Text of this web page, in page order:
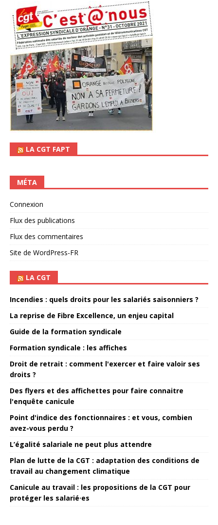
LA CGT FAPT
MÉTA
Connexion
Flux des publications
Flux des commentaires
Site de WordPress-FR
LA CGT
Incendies : quels droits pour les salariés saisonniers ?
La reprise de Fibre Excellence, un enjeu capital
Guide de la formation syndicale
Formation syndicale : les affiches
Droit de retrait : comment l'exercer et faire valoir ses
droits ?
Des flyers et des affichettes pour faire connaitre
l'enquête canicule
Point d'indice des fonctionnaires : et vous, combien
avez-vous perdu ?
L’égalité salariale ne peut plus attendre
Plan de lutte de la CGT : adaptation des conditions de
travail au changement climatique
Canicule au travail : les propositions de la CGT pour
protéger les salarié·es